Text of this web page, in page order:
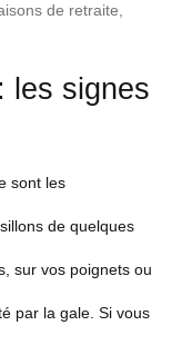
de retraite,
les signes
sont les
de quelques
sur vos poignets ou
par la gale. Si vous